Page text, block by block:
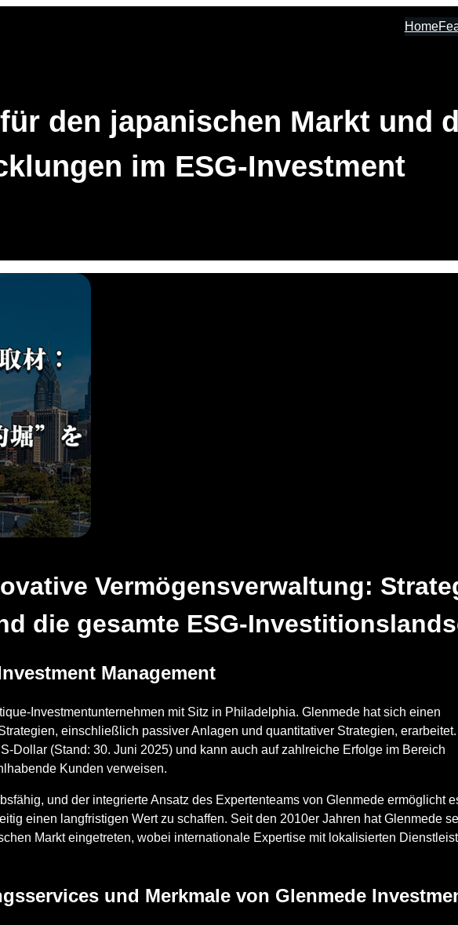
Home
den japanischen Markt und
im ESG-Investment
Vermögensverwaltung:
die gesamte ESG-
Management
Investmentunternehmen mit Sitz in Philadelphia. Glenmede hat sich einen
einschließlich passiver Anlagen und quantitativer Strategien,
Dollar (Stand: 30. Juni 2025) und kann auch auf zahlreiche Erfolge im Bereich
Kunden verweisen.
und der integrierte Ansatz des Expertenteams von Glenmede ermöglicht
einen langfristigen Wert zu schaffen. Seit den 2010er Jahren hat Glenmede
Markt eingetreten, wobei internationale Expertise mit lokalisierten
und Merkmale von Glenmede